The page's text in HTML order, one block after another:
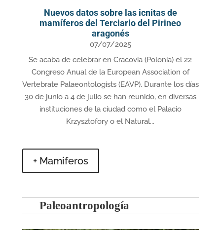
Nuevos datos sobre las icnitas de
mamíferos del Terciario del Pirineo
aragonés
07/07/2025
Se acaba de celebrar en Cracovia (Polonia) el 22
Congreso Anual de la European Association of
Vertebrate Palaeontologists (EAVP). Durante los días
30 de junio a 4 de julio se han reunido, en diversas
instituciones de la ciudad como el Palacio
Krzysztofory o el Natural...
+ Mamiferos
Paleoantropología